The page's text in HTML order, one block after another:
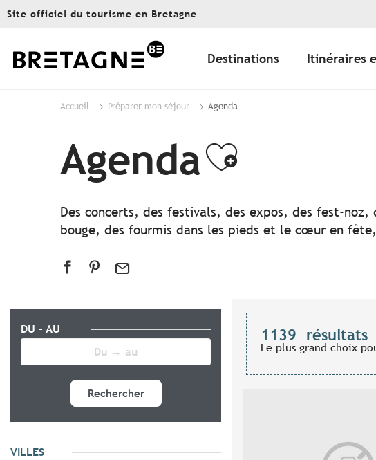
Aller
principal
Site officiel du tourisme en Bretagne
Destinations Itinéraires
Accueil Préparer mon séjour Agenda
AgendaAjouter
Des concerts, des festivals, des expos, des fest-
bouge, des fourmis dans les pieds et le cœur en
DU - AU
Rechercher
VILLES
1139 résultats
Le plus grand choix